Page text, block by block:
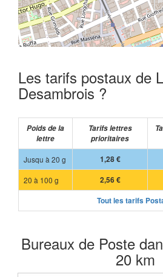
Les tarifs postaux de
Desambrois ?
Poids de la
lettre
Tarifs lettres
prioritaires
Jusqu à 20 g
1,28 €
20 à 100 g
2,56 €
Tout les tarifs
Bureaux de Poste
20 km